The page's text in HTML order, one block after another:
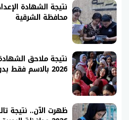
محافظة الشرقية
نتيجة ملاحق
2026 بالاسم فقط بدون رقم الجلوس
ظهرت الآن.. نتيجة